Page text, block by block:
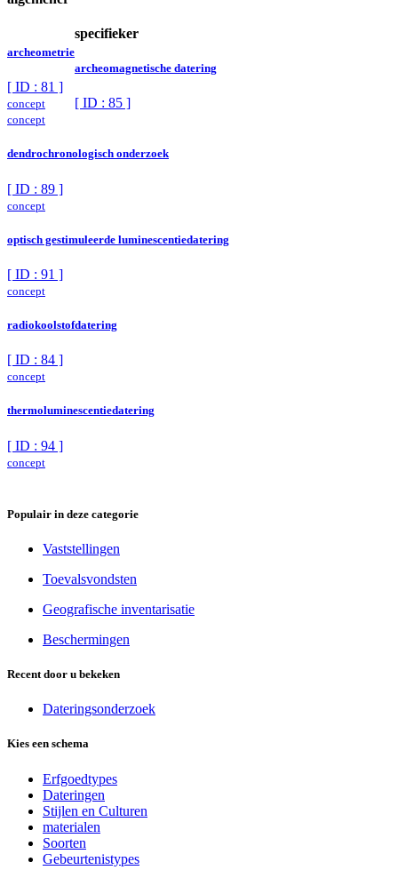
archeometrie
[ ID : 81 ]
concept
specifieker
archeomagnetische datering
[ ID : 85 ]
concept
dendrochronologisch onderzoek
[ ID : 89 ]
concept
optisch gestimuleerde luminescentiedatering
[ ID : 91 ]
concept
radiokoolstofdatering
[ ID : 84 ]
concept
thermoluminescentiedatering
[ ID : 94 ]
concept
Populair in deze categorie
Vaststellingen
Toevalsvondsten
Geografische inventarisatie
Beschermingen
Recent door u bekeken
Dateringsonderzoek
Kies een schema
Erfgoedtypes
Dateringen
Stijlen en Culturen
materialen
Soorten
Gebeurtenistypes